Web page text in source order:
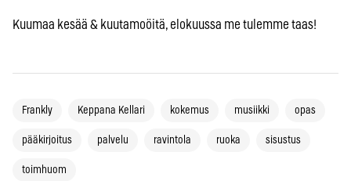
Kuumaa kesää & kuutamoöitä, elokuussa me tulemme taas!
Frankly Keppana Kellari kokemus musiikki opas
pääkirjoitus palvelu ravintola ruoka sisustus
toimhuom